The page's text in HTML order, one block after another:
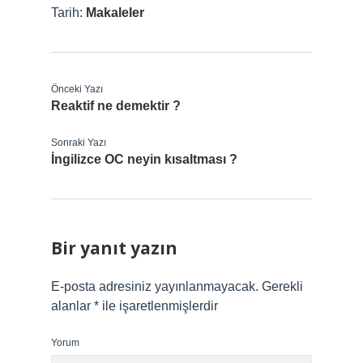
Tarih: Makaleler
Önceki Yazı
Reaktif ne demektir ?
Sonraki Yazı
İngilizce OC neyin kısaltması ?
Bir yanıt yazın
E-posta adresiniz yayınlanmayacak. Gerekli
alanlar * ile işaretlenmişlerdir
Yorum